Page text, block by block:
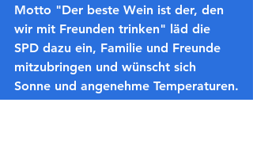
Motto "Der beste Wein ist der, den
wir mit Freunden trinken" läd die
SPD dazu ein, Familie und Freunde
mitzubringen und wünscht sich
Sonne und angenehme Temperaturen.